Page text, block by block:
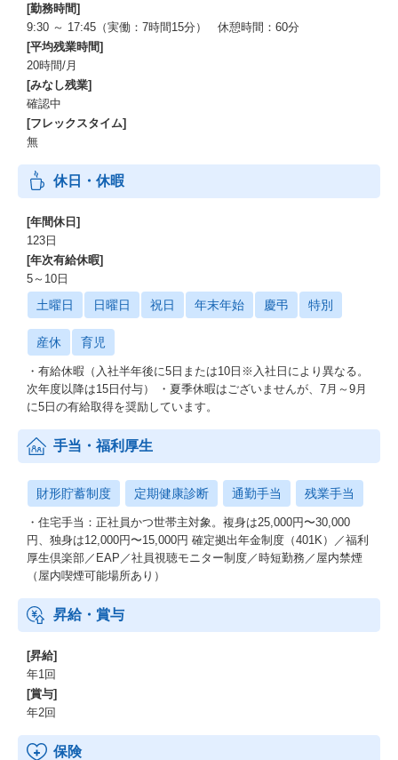
[勤務時間]
9:30 ～ 17:45（実働：7時間15分） 休憩時間：60分
[平均残業時間]
20時間/月
[みなし残業]
確認中
[フレックスタイム]
無
休日・休暇
[年間休日]
123日
[年次有給休暇]
5～10日
土曜日 日曜日 祝日 年末年始 慶弔 特別
産休 育児
・有給休暇（入社半年後に5日または10日※入社日により異なる。
次年度以降は15日付与） ・夏季休暇はございませんが、7月～9月
に5日の有給取得を奨励しています。
手当・福利厚生
財形貯蓄制度 定期健康診断 通勤手当 残業手当
・住宅手当：正社員かつ世帯主対象。複身は25,000円〜30,000
円、独身は12,000円〜15,000円 確定拠出年金制度（401K）／福利
厚生倶楽部／EAP／社員視聴モニター制度／時短勤務／屋内禁煙
（屋内喫煙可能場所あり）
昇給・賞与
[昇給]
年1回
[賞与]
年2回
保険